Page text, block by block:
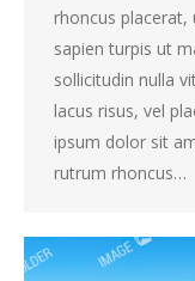
rhoncus placerat,
sapien turpis ut
sollicitudin nulla
lacus risus, vel
ipsum dolor sit
rutrum rhoncus…